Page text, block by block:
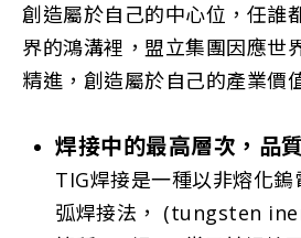
創造屬於自己的中心位，任誰
界的鴻溝裡，盟立集團因應世
精進，創造屬於自己的產業價
焊接中的最高層次，品
TIG焊接是一種以非熔化
弧焊接法， (tungsten